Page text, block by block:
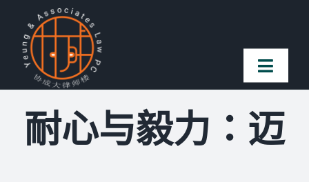
content
Toggle
首页
耐心与毅力：迈